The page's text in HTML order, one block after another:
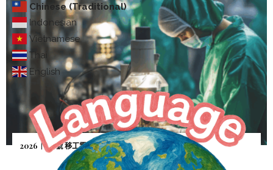
Chinese (Traditional)
Indonesian
Vietnamese
Thai
English
2026｜5月號 移工零付費—雇主憂逃逸「人財兩失」